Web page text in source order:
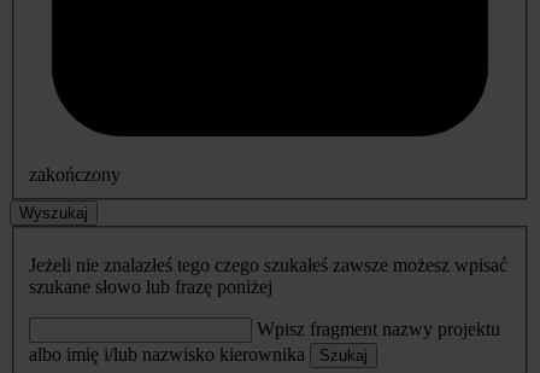
zakończony
Wyszukaj
Jeżeli nie znalazłeś tego czego szukałeś zawsze możesz wpisać
szukane słowo lub frazę poniżej
Wpisz fragment nazwy projektu
albo imię i/lub nazwisko kierownika
Szukaj